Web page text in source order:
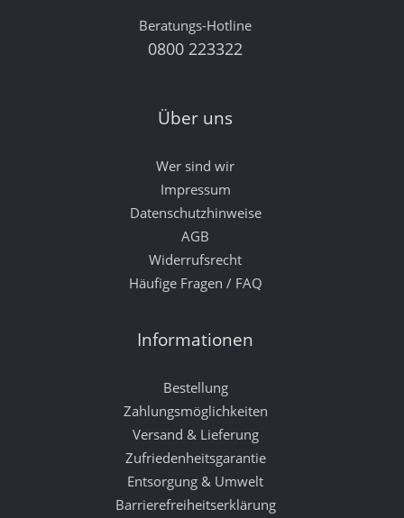
Beratungs-Hotline
0800 223322
Über uns
Wer sind wir
Impressum
Datenschutzhinweise
AGB
Widerrufsrecht
Häufige Fragen / FAQ
Informationen
Bestellung
Zahlungsmöglichkeiten
Versand & Lieferung
Zufriedenheitsgarantie
Entsorgung & Umwelt
Barrierefreiheitserklärung